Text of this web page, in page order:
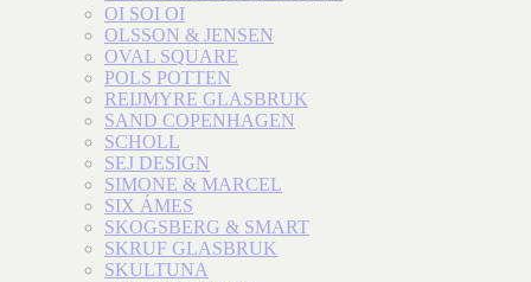
OI SOI OI
OLSSON & JENSEN
OVAL SQUARE
POLS POTTEN
REIJMYRE GLASBRUK
SAND COPENHAGEN
SCHOLL
SEJ DESIGN
SIMONE & MARCEL
SIX ÁMES
SKOGSBERG & SMART
SKRUF GLASBRUK
SKULTUNA